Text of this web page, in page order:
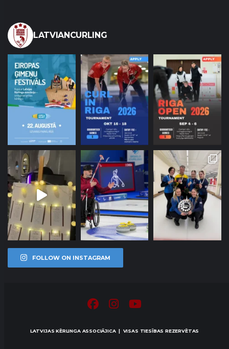
LATVIANCURLING
FOLLOW ON INSTAGRAM
LATVIJAS KĒRLINGA ASSOCIĀJICA | VISAS TIESĪBAS REZERVĒTAS